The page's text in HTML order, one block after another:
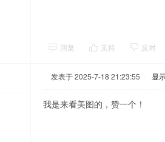
回复 支持 反对
发表于 2025-7-18 21:23:55 显
我是来看美图的，赞一个！